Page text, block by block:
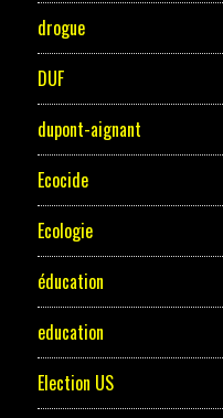
drogue
DUF
dupont-aignant
Ecocide
Ecologie
éducation
education
Election US